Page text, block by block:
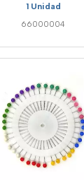
1 Unidad
66000004